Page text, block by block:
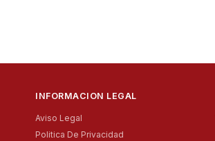
INFORMACION LEGAL
Aviso Legal
Politica De Privacidad